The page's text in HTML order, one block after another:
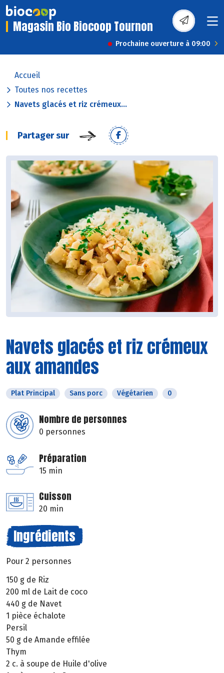
Magasin Bio Biocoop Tournon
Prochaine ouverture à 09:00
Accueil
Toutes nos recettes
Navets glacés et riz crémeux...
Partager sur
Navets glacés et riz crémeux
aux amandes
Plat Principal Sans porc Végétarien 0
Nombre de personnes
0 personnes
Préparation
15 min
Cuisson
20 min
Ingrédients
Pour 2 personnes
150 g de Riz
200 ml de Lait de coco
440 g de Navet
1 pièce échalote
Persil
50 g de Amande effilée
Thym
2 c. à soupe de Huile d'olive